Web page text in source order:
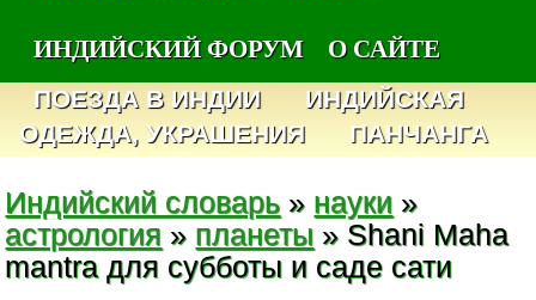
ИНДИЙСКИЙ ФОРУМ
О САЙТЕ
ПОЕЗДА В ИНДИИ
ИНДИЙСКАЯ
ОДЕЖДА, УКРАШЕНИЯ
ПАНЧАНГА
Индийский словарь » науки »
астрология » планеты » Shani Maha
mantra для субботы и саде сати